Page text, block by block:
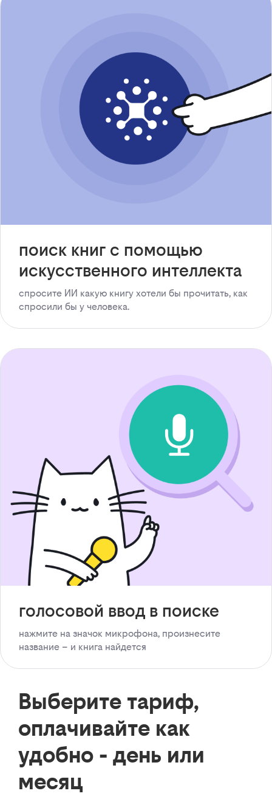
поиск книг с помощью
искусственного интеллекта
спросите ИИ какую книгу хотели бы прочитать, как
спросили бы у человека.
голосовой ввод в поиске
нажмите на значок микрофона, произнесите
название – и книга найдется
Выберите тариф,
оплачивайте как
удобно - день или
месяц